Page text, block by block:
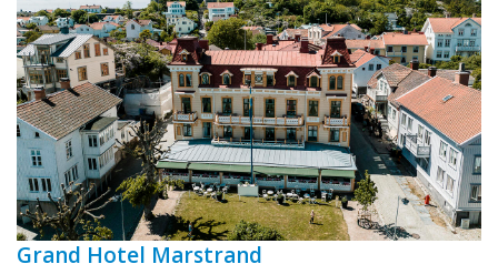
Grand Hotel Marstrand